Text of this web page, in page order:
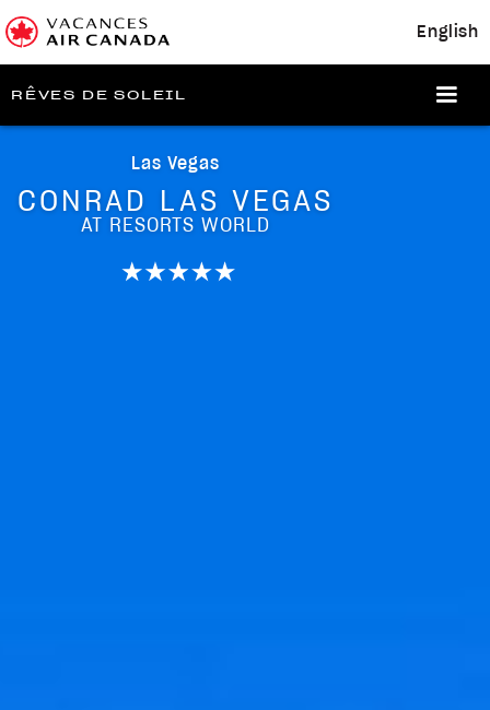
English
RÊVES DE SOLEIL
Las Vegas
CONRAD LAS VEGAS
AT RESORTS WORLD